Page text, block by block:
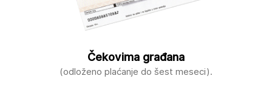
Čekovima građana
(odloženo plaćanje do šest meseci).